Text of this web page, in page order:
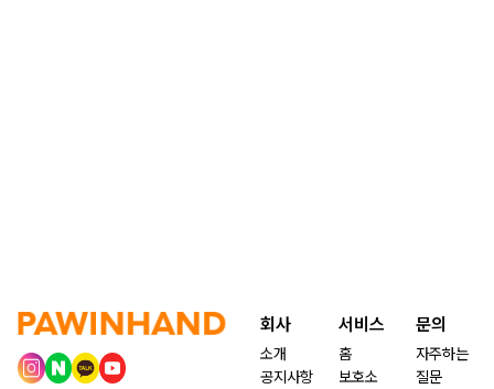
회사
소개
공지사항
서비스
홈
보호소
문의
자주하는
질문